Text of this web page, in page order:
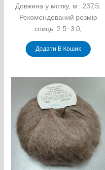
Довжина у мотку, м.: 237,5;
Рекомендований розмір
спиць: 2.5-3.0;
Додати В Кошик